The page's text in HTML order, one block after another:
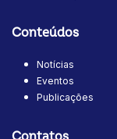
Conteúdos
Notícias
Eventos
Publicações